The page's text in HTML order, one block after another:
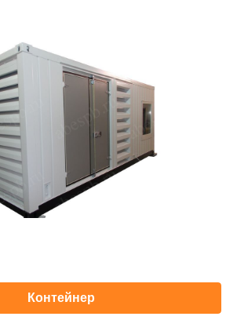
Контейнер